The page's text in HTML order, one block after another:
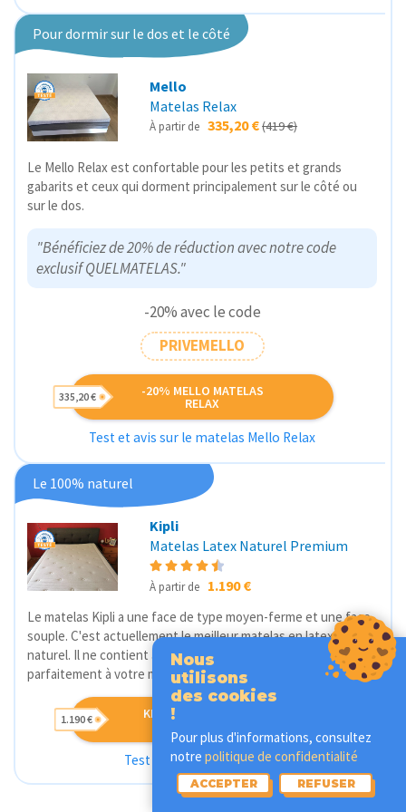
Pour dormir sur le dos et le côté
Mello
Matelas Relax
À partir de335,20 €(419 €)
Le Mello Relax est confortable pour les petits et grands
gabarits et ceux qui dorment principalement sur le côté ou
sur le dos.
"Bénéficiez de 20% de réduction avec notre code
exclusif QUELMATELAS."
-20% avec le code
PRIVEMELLO
-20% MELLO MATELAS
RELAX
335,20 €
Test et avis sur le matelas Mello Relax
Le 100% naturel
Kipli
Matelas Latex Naturel Premium
À partir de 1.190 €
Le matelas Kipli a une face de type moyen-ferme et une face
souple. C'est actuellement le meilleur matelas en latex
naturel. Il ne contient aucun produit chimique et s'ajuste
parfaitement à votre morphologie.
KIPLI LATEX NATUREL
1.190 €
Test et avis sur le matelas
Nous
utilisons
des cookies
!
Pour plus d'informations, consultez
notre politique de confidentialité
ACCEPTER REFUSER